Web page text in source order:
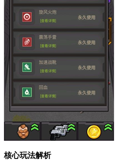
核心玩法解析